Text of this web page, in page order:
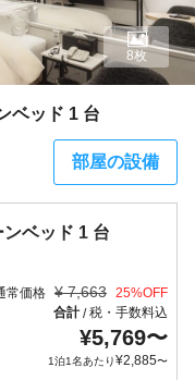
ベッド 1 台
部屋の設備
8枚
ベッド 1 台
常価格 ¥ 7,663 25%OFF
合計/税・手数料込
¥5,769〜
1泊1名あたり¥2,885〜